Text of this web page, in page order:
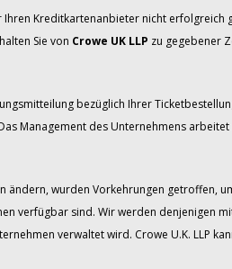
Kreditkartenanbieter nicht
Sie von Crowe UK LLP zu gegebener
bezüglich Ihrer
Management des Unternehmens
ändern, wurden Vorkehrungen getroffen,
verfügbar sind. Wir werden denjenigen
verwaltet wird. Crowe U.K. LLP